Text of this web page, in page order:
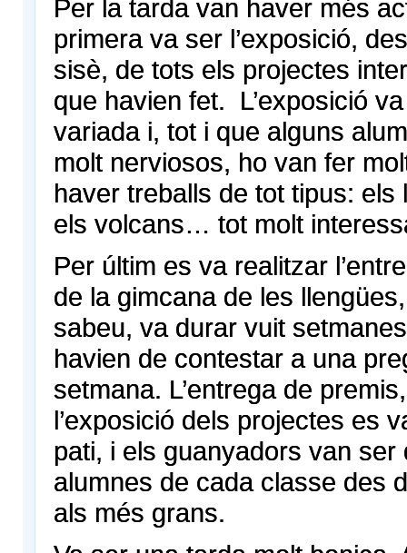
Per la tarda van haver més
primera va ser l’exposició,
sisè, de tots els projectes
que havien fet. L’exposició
variada i, tot i que alguns
molt nerviosos, ho van fer
haver treballs de tot tipus: els
els volcans… tot molt
Per últim es va realitzar
de la gimcana de les
sabeu, va durar vuit
havien de contestar a una
setmana. L’entrega de
l’exposició dels projectes es
pati, i els guanyadors van ser
alumnes de cada classe des
als més grans.